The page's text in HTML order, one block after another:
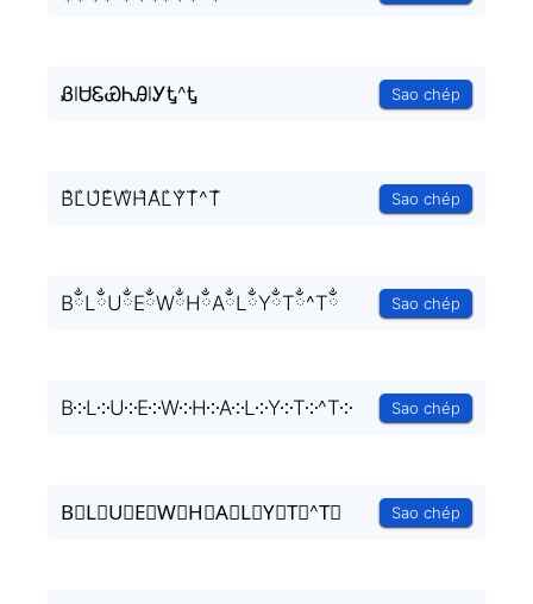
ᏰlᏌᏋᏯᏂᎯlᎩᎿ^Ꮏ Sao chép
B̐L̐U̐E̐W̐H̐A̐L̐Y̐T̐^T̐ Sao chép
BྂLྂUྂEྂWྂHྂAྂLྂYྂTྂ^Tྂ Sao chép
B༶L༶U༶E༶W༶H༶A༶L༶Y༶T༶^T༶ Sao chép
B⃒L⃒U⃒E⃒W⃒H⃒A⃒L⃒Y⃒T⃒^T⃒ Sao chép